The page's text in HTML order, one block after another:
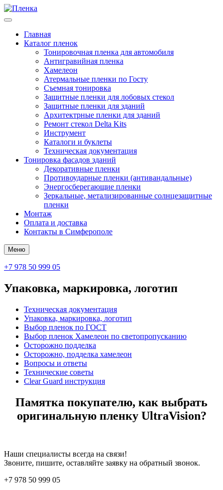
Главная
Каталог пленок
Тонировочная пленка для автомобиля
Антигравийная пленка
Хамелеон
Атермальные пленки по Госту
Съемная тонировка
Защитные пленки для лобовых стекол
Защитные пленки для зданий
Архитектрные пленки для зданий
Ремонт стекол Delta Kits
Инструмент
Каталоги и буклеты
Техническая документация
Тонировка фасадов зданий
Декоративные пленки
Противоударные пленки (антивандальные)
Энергосберегающие пленки
Зеркальные, метализированные солнцезащитные
пленки
Монтаж
Оплата и доставка
Контакты в Симферополе
Меню
+7 978 50 999 05
Упаковка, маркировка, логотип
Техническая документация
Упаковка, маркировка, логотип
Выбор пленок по ГОСТ
Выбор пленок Хамелеон по cветопропусканию
Осторожно подделка
Осторожно, подделка хамелеон
Вопросы и ответы
Технические советы
Clear Guard инструкция
Памятка покупателю, как выбрать
оригинальную пленку UltraVision?
Наши специалисты всегда на связи!
Звоните, пишите, оставляйте заявку на обратный звонок.
+7 978 50 999 05